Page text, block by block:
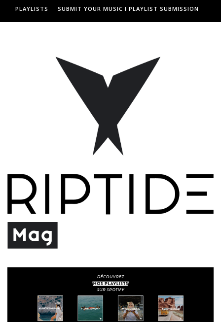
PLAYLISTS SUBMIT YOUR MUSIC I PLAYLIST SUBMISSION